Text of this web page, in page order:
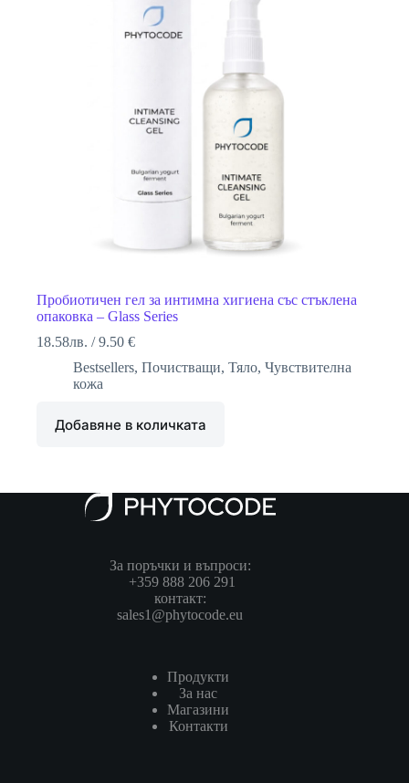
Пробиотичен гел за интимна хигиена със стъклена
опаковка – Glass Series
18.58лв. /9.50 €
Bestsellers, Почистващи, Тяло, Чувствителна
кожа
Добавяне в количката
За поръчки и въпроси:
+359 888 206 291
контакт:
sales1@phytocode.eu
Продукти
За нас
Магазини
Контакти